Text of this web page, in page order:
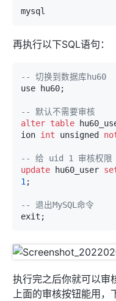
再执行以下SQL语句：
-- 切换到数据库hu60
use hu60;
-- 默认不需要审核
alter table
ion int unsigned
-- 给 uid 1 审核权限
update hu60_user
1 ;
-- 退出MySQL命令
执行完之后你就可以审
上面的审核按钮能用，